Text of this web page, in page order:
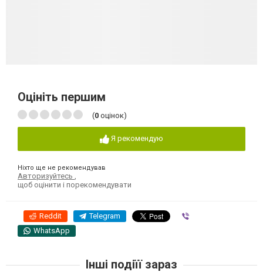
Оцініть першим
(0 оцінок)
Я рекомендую
Ніхто ще не рекомендував
Авторизуйтесь
щоб оцінити і порекомендувати
Reddit Telegram
WhatsApp
Інші подіїї зараз